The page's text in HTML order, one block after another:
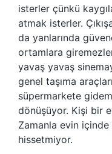
isterler çünkü
atmak isterler.
da yanlarında
ortamlara
yavaş yavaş
genel taşıma
süpermarkete
dönüşüyor. Kişi bir
Zamanla evin
hissetmiyor.